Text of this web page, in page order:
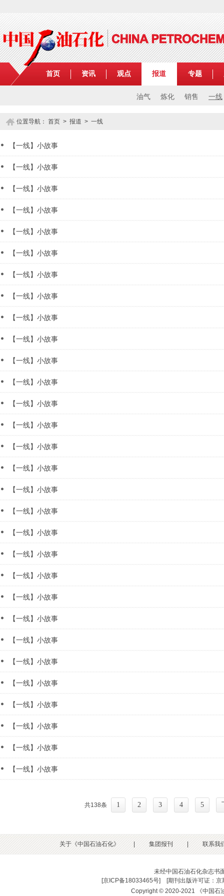
首页 资讯 观点 报道
油气 炼化 销售 一线
专题
位置导航： 首页 > 报道 > 一线
【一线】小故事
【一线】小故事
【一线】小故事
【一线】小故事
【一线】小故事
【一线】小故事
【一线】小故事
【一线】小故事
【一线】小故事
【一线】小故事
【一线】小故事
【一线】小故事
【一线】小故事
【一线】小故事
【一线】小故事
【一线】小故事
【一线】小故事
【一线】小故事
【一线】小故事
【一线】小故事
【一线】小故事
【一线】小故事
【一线】小故事
【一线】小故事
【一线】小故事
【一线】小故事
【一线】小故事
【一线】小故事
【一线】小故事
【一线】小故事
共138条 1 2 3 4 5
关于《中国石油石化》 集团报刊 联系我
未经中国石油石化杂志书
[京ICP备18033465号] [期刊出版许可证：
Copyright © 2020-2021 《中国石